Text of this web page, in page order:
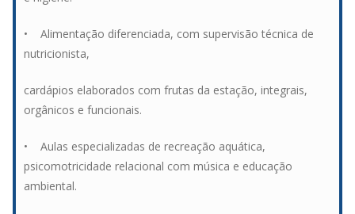
• Alimentação diferenciada, com supervisão técnica de
nutricionista,
cardápios elaborados com frutas da estação, integrais,
orgânicos e funcionais.
• Aulas especializadas de recreação aquática,
psicomotricidade relacional com música e educação
ambiental.